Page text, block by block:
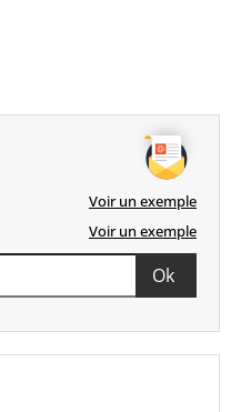
Voir un exemple
Voir un exemple